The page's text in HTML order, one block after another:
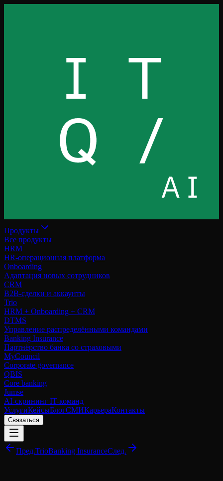
Продукты
Все продукты
HRM
HR-операционная платформа
Onboarding
Адаптация новых сотрудников
CRM
B2B-сделки и аккаунты
Trio
HRM + Onboarding + CRM
DTMS
Управление распределёнными командами
Banking Insurance
Партнёрство банка со страховыми
MyCouncil
Corporate governance
QBIS
Core banking
Jumse
AI-скрининг IT-команд
УслугиКейсыБлогСМИКарьераКонтакты
Связаться
Пред.TrioBanking InsuranceСлед.